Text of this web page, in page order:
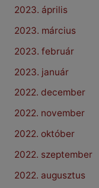
2023. április
2023. március
2023. február
2023. január
2022. december
2022. november
2022. október
2022. szeptember
2022. augusztus